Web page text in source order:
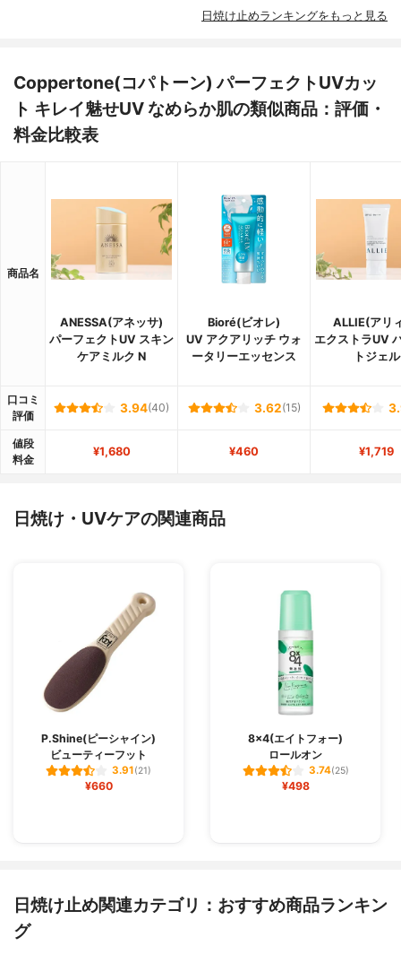
日焼け止めランキングをもっと見る
Coppertone(コパトーン) パーフェクトUVカッ
ト キレイ魅せUV なめらか肌の類似商品：評価・
料金比較表
商品名
ANESSA(アネッサ)
パーフェクトUV スキン
ケアミルク N
Bioré(ビオレ)
UV アクアリッチ ウォ
ータリーエッセンス
ALLIE(アリ
エクストラUV
トジェル
口コミ
評価
3.94(40) 3.62(15)
値段
料金
¥1,680 ¥460 ¥1,719
日焼け・UVケアの関連商品
P.Shine(ピーシャイン)
ビューティーフット
3.91(21)
¥660
8×4(エイトフォー)
ロールオン
3.74(25)
¥498
日焼け止め関連カテゴリ：おすすめ商品ランキン
グ